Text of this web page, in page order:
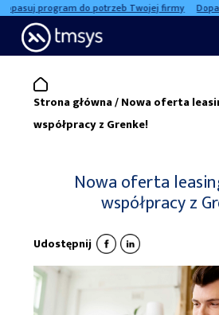
program do potrzeb Twojej firmy
Strona główna/Nowa oferta
współpracy z Grenke!
Nowa oferta
współpracy z
Udostępnij